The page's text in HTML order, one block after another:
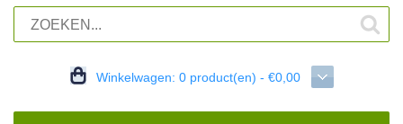
Winkelwagen: 0 product(en) - €0,00